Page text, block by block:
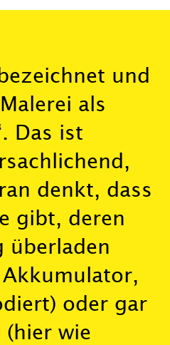
und
als
Das ist
denkt, dass
gibt, deren
überladen
oder gar
wie